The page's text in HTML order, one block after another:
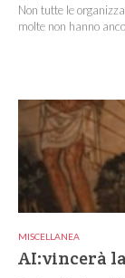
Non tutte le
molte non hanno
MISCELLANEA
AI:vincerà